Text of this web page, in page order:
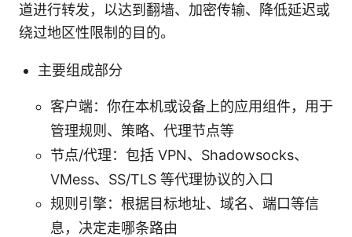
道进行转发，以达到翻墙、加密传输、降低延迟或
绕过地区性限制的目的。
主要组成部分
客户端：你在本机或设备上的应用组件，用于
管理规则、策略、代理节点等
节点/代理：包括 VPN、Shadowsocks、
VMess、SS/TLS 等代理协议的入口
规则引擎：根据目标地址、域名、端口等信
息，决定走哪条路由